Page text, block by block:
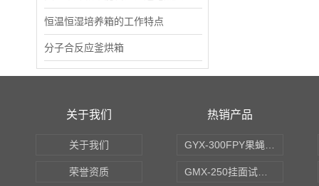
恒温恒湿培养箱的工作特点
分子合反应釜烘箱
关于我们
关于我们
荣誉资质
热销产品